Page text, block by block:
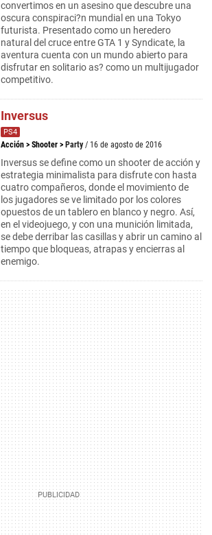
convertimos en un asesino que descubre una
oscura conspiraci?n mundial en una Tokyo
futurista. Presentado como un heredero
natural del cruce entre GTA 1 y Syndicate, la
aventura cuenta con un mundo abierto para
disfrutar en solitario as? como un multijugador
competitivo.
Inversus
PS4
Acción > Shooter > Party / 16 de agosto de 2016
Inversus se define como un shooter de acción y
estrategia minimalista para disfrute con hasta
cuatro compañeros, donde el movimiento de
los jugadores se ve limitado por los colores
opuestos de un tablero en blanco y negro. Así,
en el videojuego, y con una munición limitada,
se debe derribar las casillas y abrir un camino al
tiempo que bloqueas, atrapas y encierras al
enemigo.